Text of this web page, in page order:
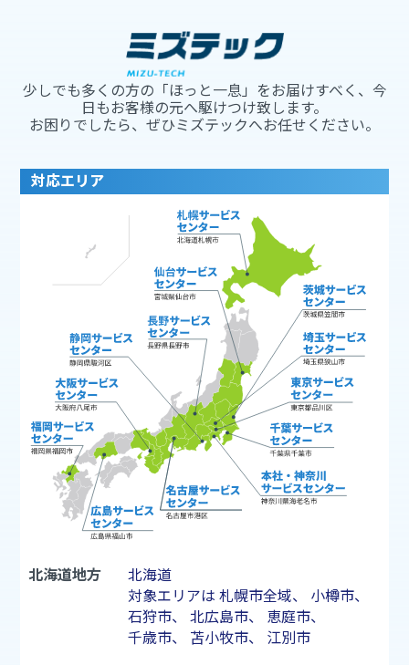
少しでも多くの方の「ほっと一息」をお届けすべく、今
日もお客様の元へ駆けつけ致します。
お困りでしたら、ぜひミズテックへお任せください。
対応エリア
北海道地方
北海道
対象エリアは 札幌市全域、 小樽市、
石狩市、 北広島市、 恵庭市、
千歳市、 苫小牧市、 江別市